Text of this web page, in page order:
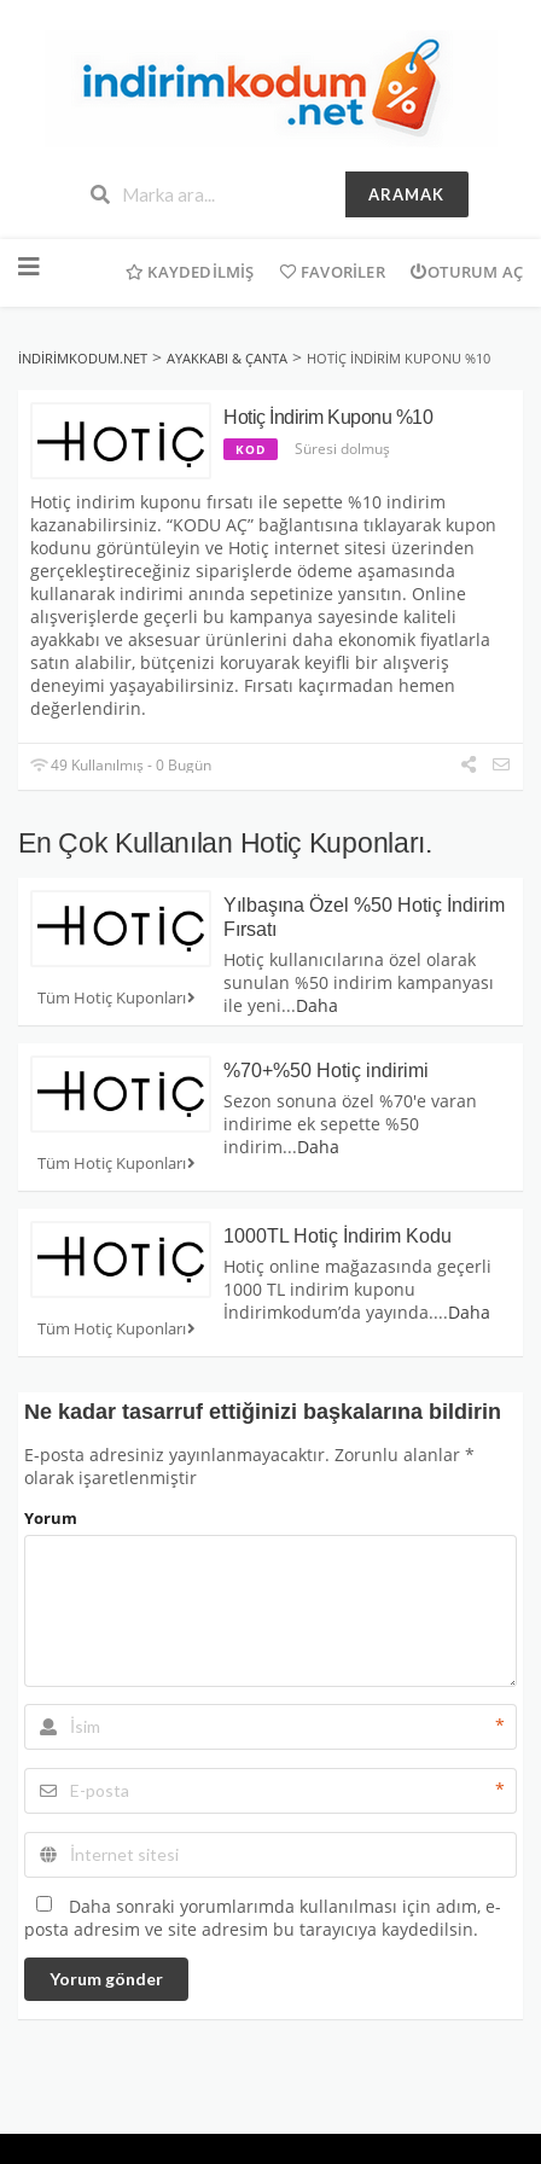
ARAMAK
geç
KAYDEDILMIŞ FAVORILER OTURUM AÇ
INDIRIMKODUM.NET > AYAKKABI & ÇANTA > HOTIÇ İNDIRIM KUPONU %10
Hotiç İndirim Kuponu %10
KOD Süresi dolmuş
Hotiç indirim kuponu fırsatı ile sepette %10 indirim
kazanabilirsiniz. “KODU AÇ” bağlantısına tıklayarak kupon
kodunu görüntüleyin ve Hotiç internet sitesi üzerinden
gerçekleştireceğiniz siparişlerde ödeme aşamasında
kullanarak indirimi anında sepetinize yansıtın. Online
alışverişlerde geçerli bu kampanya sayesinde kaliteli
ayakkabı ve aksesuar ürünlerini daha ekonomik fiyatlarla
satın alabilir, bütçenizi koruyarak keyifli bir alışveriş
deneyimi yaşayabilirsiniz. Fırsatı kaçırmadan hemen
değerlendirin.
49 Kullanılmış - 0 Bugün
En Çok Kullanılan Hotiç Kuponları.
Tüm Hotiç Kuponları
Yılbaşına Özel %50 Hotiç İndirim
Fırsatı
Hotiç kullanıcılarına özel olarak
sunulan %50 indirim kampanyası
ile yeni...Daha
Tüm Hotiç Kuponları
%70+%50 Hotiç indirimi
Sezon sonuna özel %70'e varan
indirime ek sepette %50
indirim...Daha
Tüm Hotiç Kuponları
1000TL Hotiç İndirim Kodu
Hotiç online mağazasında geçerli
1000 TL indirim kuponu
İndirimkodum’da yayında....Daha
Ne kadar tasarruf ettiğinizi başkalarına bildirin
E-posta adresiniz yayınlanmayacaktır. Zorunlu alanlar *
olarak işaretlenmiştir
Yorum
*
*
Daha sonraki yorumlarımda kullanılması için adım, e-
posta adresim ve site adresim bu tarayıcıya kaydedilsin.
Yorum gönder